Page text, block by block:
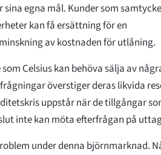
egna mål. Kunder som
kan få ersättning för en
av kostnaden för utlåning.
Celsius kan behöva sälja av
överstiger deras likvida
uppstår när de tillgångar
inte kan möta efterfrågan på
under denna björnmarknad.